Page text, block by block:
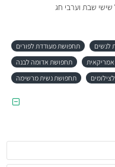
שבת וערבי חג
לנשים
תחפושת מעודדת לפורים
תחפושת אדומה לבנה
תחפושת נשית מרשימה